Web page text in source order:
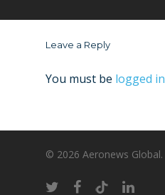
Leave a Reply
You must be logged in
© 2026 Aeronews Global.